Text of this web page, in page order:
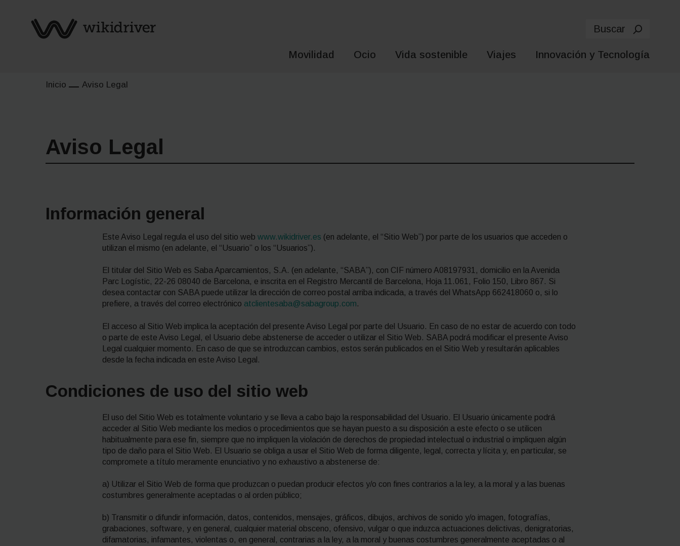
Movilidad
Ocio Vida sostenible Viajes Innovación y Tecnología
Buscar
Inicio Aviso Legal
Aviso Legal
Información general
Este Aviso Legal regula el uso del sitio web www.wikidriver.es (en adelante, el “Sitio Web”) por parte de los usuarios que acceden o
utilizan el mismo (en adelante, el “Usuario” o los “Usuarios”).
El titular del Sitio Web es Saba Aparcamientos, S.A. (en adelante, “SABA”), con CIF número A08197931, domicilio en la Avenida
Parc Logístic, 22-26 08040 de Barcelona, e inscrita en el Registro Mercantil de Barcelona, Hoja 11.061, Folio 150, Libro 867. Si
desea contactar con SABA puede utilizar la dirección de correo postal arriba indicada, a través del WhatsApp 662418060 o, si lo
prefiere, a través del correo electrónico atclientesaba@sabagroup.com.
El acceso al Sitio Web implica la aceptación del presente Aviso Legal por parte del Usuario. En caso de no estar de acuerdo con todo
o parte de este Aviso Legal, el Usuario debe abstenerse de acceder o utilizar el Sitio Web. SABA podrá modificar el presente Aviso
Legal cualquier momento. En caso de que se introduzcan cambios, estos serán publicados en el Sitio Web y resultarán aplicables
desde la fecha indicada en este Aviso Legal.
Condiciones de uso del sitio web
El uso del Sitio Web es totalmente voluntario y se lleva a cabo bajo la responsabilidad del Usuario. El Usuario únicamente podrá
acceder al Sitio Web mediante los medios o procedimientos que se hayan puesto a su disposición a este efecto o se utilicen
habitualmente para ese fin, siempre que no impliquen la violación de derechos de propiedad intelectual o industrial o impliquen algún
tipo de daño para el Sitio Web. El Usuario se obliga a usar el Sitio Web de forma diligente, legal, correcta y lícita y, en particular, se
compromete a título meramente enunciativo y no exhaustivo a abstenerse de:
a) Utilizar el Sitio Web de forma que produzcan o puedan producir efectos y/o con fines contrarios a la ley, a la moral y a las buenas
costumbres generalmente aceptadas o al orden público;
b) Transmitir o difundir información, datos, contenidos, mensajes, gráficos, dibujos, archivos de sonido y/o imagen, fotografías,
grabaciones, software, y en general, cualquier material obsceno, ofensivo, vulgar o que induzca actuaciones delictivas, denigratorias,
difamatorias, infamantes, violentas o, en general, contrarias a la ley, a la moral y buenas costumbres generalmente aceptadas o al